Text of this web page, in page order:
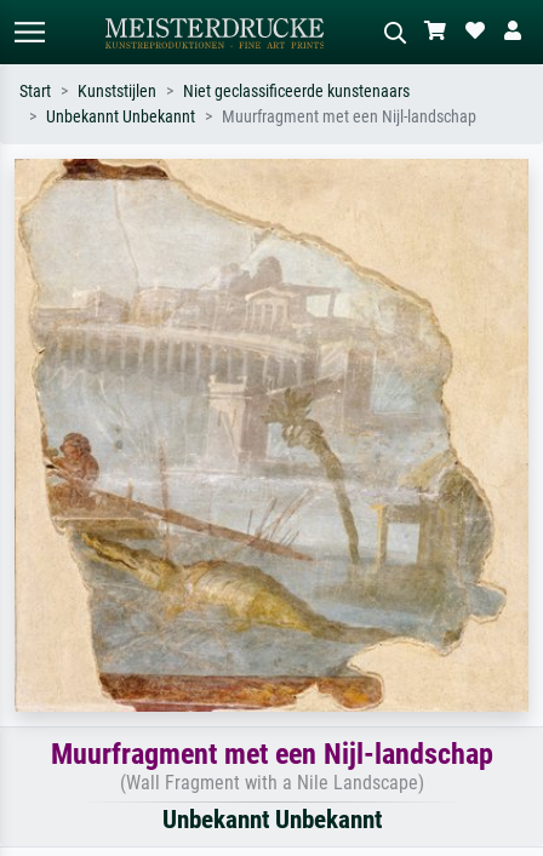
Zoek op kunstenaar, titel of stijl – bijv.
Monet, Sterrennacht, impressionisme,
Hokusai-golf, naakt.
Beschrijf de scène – bijv. groene
Start Kunststijlen
Niet geclassificeerde kunstenaars
Unbekannt Unbekannt
Muurfragment met een Nijl-landschap
Muurfragment met een Nijl-landschap
(Wall Fragment with a Nile Landscape)
Unbekannt Unbekannt